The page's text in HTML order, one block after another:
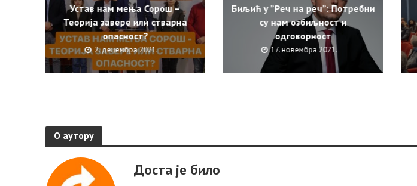
Устав нам мења Сорош –
Теорија завере или стварна
опасност?
2. децембра 2021.
Биљић у ”Реч на реч”: Потребни
су нам озбиљност и
одговорност
17. новембра 2021.
О аутору
Доста је било